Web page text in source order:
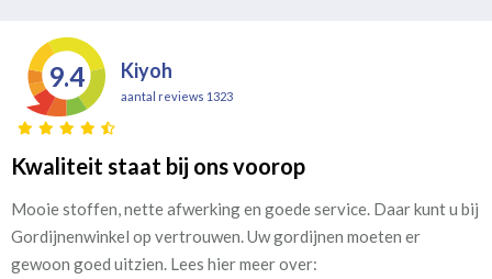
9.4 Kiyoh
aantal reviews 1323
Kwaliteit staat bij ons voorop
Mooie stoffen, nette afwerking en goede service. Daar kunt u bij
Gordijnenwinkel op vertrouwen. Uw gordijnen moeten er
gewoon goed uitzien. Lees hier meer over: